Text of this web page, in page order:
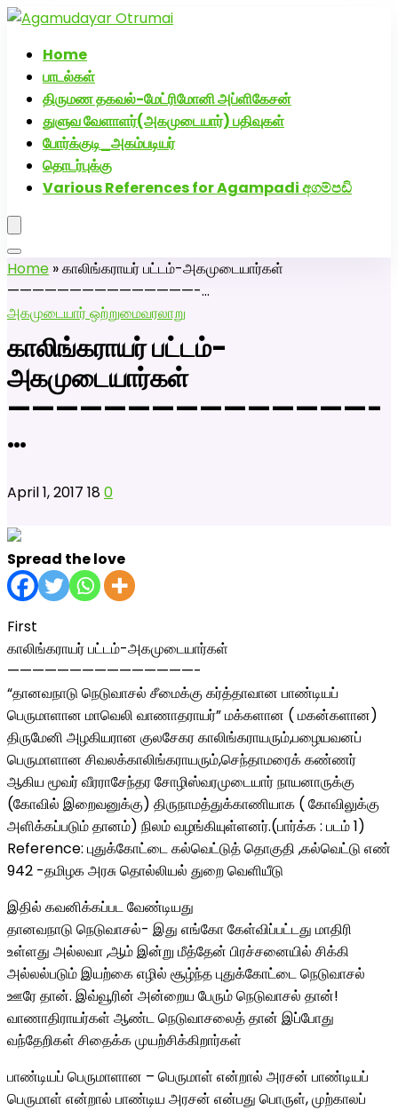
Home
பாடல்கள்
திருமண தகவல்-மேட்ரிமோனி அப்ளிகேசன்
துளுவ வேளாளர்(அகமுடையார்) பதிவுகள்
போர்க்குடி_அகம்படியர்
தொடர்புக்கு
Various References for Agampadi අගම්පඩි
Home »காலிங்கராயர் பட்டம்-அகமுடையார்கள்
———————————————-…
அகமுடையார் ஒற்றுமைவரலாறு
காலிங்கராயர் பட்டம்-
அகமுடையார்கள்
———————————————-
…
April 1, 2017 180
Spread the love
First
காலிங்கராயர் பட்டம்-அகமுடையார்கள்
———————————————-
“தானவநாடு நெடுவாசல் சீமைக்கு கர்த்தாவான பாண்டியப்
பெருமாளான மாவெலி வாணாதராயர்” மக்களான ( மகன்களான)
திருமேனி அழகியரான குலசேகர காலிங்கராயரும்,பழையவனப்
பெருமாளான சிவலக்காலிங்கராயரும்,செந்தாமரைக் கண்ணர்
ஆகிய மூவர் வீரராசேந்தர சோழிஸ்வரமுடையார் நாயனாருக்கு
(கோவில் இறைவனுக்கு) திருநாமத்துக்காணியாக ( கோவிலுக்கு
அளிக்கப்படும் தானம்) நிலம் வழங்கியுள்ளனர்.(பார்க்க : படம் 1)
Reference: புதுக்கோட்டை கல்வெட்டுத் தொகுதி ,கல்வெட்டு எண்
942 -தமிழக அரசு தொல்லியல் துறை வெளியீடு
இதில் கவனிக்கப்பட வேண்டியது
தானவநாடு நெடுவாசல்- இது எங்கோ கேள்விப்பட்டது மாதிரி
உள்ளது அல்லவா ,ஆம் இன்று மீத்தேன் பிரச்சனையில் சிக்கி
அல்லல்படும் இயற்கை எழில் சூழ்ந்த புதுக்கோட்டை நெடுவாசல்
ஊரே தான். இவ்வூரின் அன்றைய பேரும் நெடுவாசல் தான்!
வாணாதிராயர்கள் ஆண்ட நெடுவாசலைத் தான் இப்போது
வந்தேறிகள் சிதைக்க முயற்சிக்கிறார்கள்
பாண்டியப் பெருமாளான – பெருமாள் என்றால் அரசன் பாண்டியப்
பெருமாள் என்றால் பாண்டிய அரசன் என்பது பொருள், முற்காலப்
அகமுடையார் திருமண வரன்களுக்கு அகமுடையார்மேட்ரி-